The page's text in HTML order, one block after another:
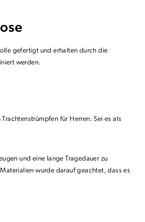
gefertigt und erhalten durch die
werden.
für Herren. Sei es als
und eine lange Tragedauer zu
wurde darauf geachtet, dass es